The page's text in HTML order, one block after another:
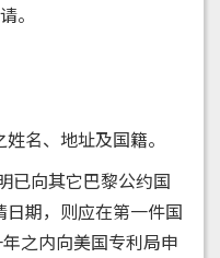
。
名、地址及国籍。
向其它巴黎公约国
期，则应在第一件国
之内向美国专利局申